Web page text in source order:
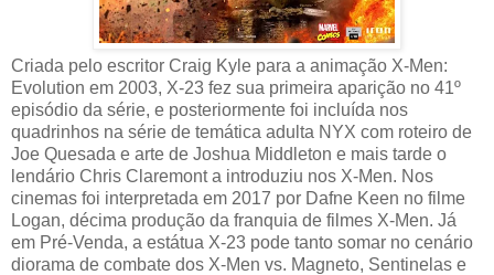
Criada pelo escritor Craig Kyle para a animação X-Men:
Evolution em 2003, X-23 fez sua primeira aparição no 41º
episódio da série, e posteriormente foi incluída nos
quadrinhos na série de temática adulta NYX com roteiro de
Joe Quesada e arte de Joshua Middleton e mais tarde o
lendário Chris Claremont a introduziu nos X-Men. Nos
cinemas foi interpretada em 2017 por Dafne Keen no filme
Logan, décima produção da franquia de filmes X-Men. Já
em Pré-Venda, a estátua X-23 pode tanto somar no cenário
diorama de combate dos X-Men vs. Magneto, Sentinelas e